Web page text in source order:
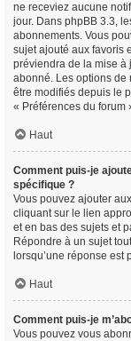
ne receviez aucune
jour. Dans phpBB 3.3,
abonnements. Vous
sujet ajouté aux favoris
préviendra de la mise à
abonné. Les options de
être modifiés depuis le
« Préférences du forum
Haut
Comment puis-je
spécifique ?
Vous pouvez ajouter
cliquant sur le lien
et en bas des sujets et
Répondre à un sujet
lorsqu’une réponse
Haut
Comment puis-je
Vous pouvez vous